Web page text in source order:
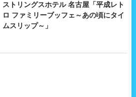
ストリングスホテル 名古屋「平成レト
ロ ファミリーブッフェ～あの頃にタイ
ムスリップ～」